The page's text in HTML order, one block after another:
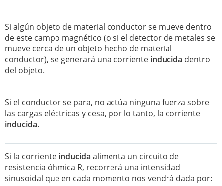
Si algún objeto de material conductor se mueve dentro
de este campo magnético (o si el detector de metales se
mueve cerca de un objeto hecho de material
conductor), se generará una corriente inducida dentro
del objeto.
Si el conductor se para, no actúa ninguna fuerza sobre
las cargas eléctricas y cesa, por lo tanto, la corriente
inducida.
Si la corriente inducida alimenta un circuito de
resistencia óhmica R, recorrerá una intensidad
sinusoidal que en cada momento nos vendrá dada por: